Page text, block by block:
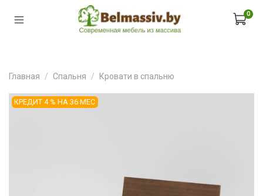
0
Главная Спальня Кровати в спальню
КРЕДИТ 4 % НА 36 МЕС